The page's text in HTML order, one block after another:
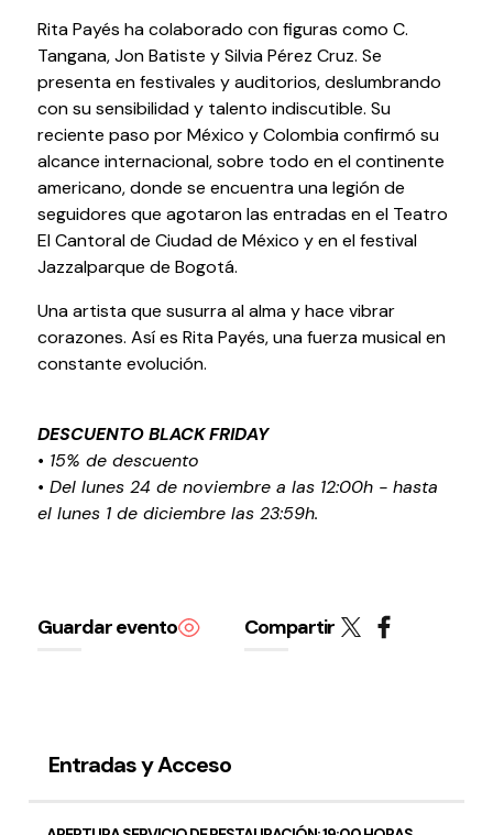
¿Qué es Baluarte?
Taquilla
Cómo llegar
Contacto
Espacio accesible
Actualidad
Noticias
Preguntas frecuentes
Política de privacidad y Aviso Legal Cookies
Accesibilidad
web
Rita Payés ha colaborado con figuras como C.
Tangana, Jon Batiste y Silvia Pérez Cruz. Se
presenta en festivales y auditorios, deslumbrando
con su sensibilidad y talento indiscutible. Su
reciente paso por México y Colombia confirmó su
alcance internacional, sobre todo en el continente
americano, donde se encuentra una legión de
seguidores que agotaron las entradas en el Teatro
El Cantoral de Ciudad de México y en el festival
Jazzalparque de Bogotá.
Una artista que susurra al alma y hace vibrar
corazones. Así es Rita Payés, una fuerza musical en
constante evolución.
DESCUENTO BLACK FRIDAY
• 15% de descuento
• Del lunes 24 de noviembre a las 12:00h - hasta
el lunes 1 de diciembre las 23:59h.
Guardar evento Compartir
Entradas y Acceso